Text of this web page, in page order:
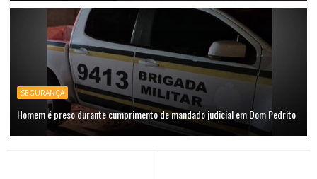
SEGURANÇA
Homem é preso durante cumprimento de mandado judicial em Dom Pedrito